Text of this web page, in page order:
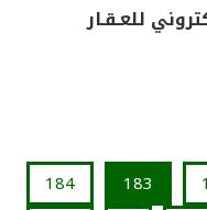
للعـقـار
183
184